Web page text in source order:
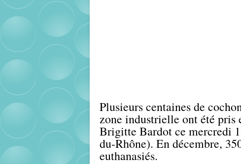
Plusieurs centaines de
zone industrielle ont été pris
Brigitte Bardot ce mercredi
du-Rhône). En décembre,
euthanasiés.